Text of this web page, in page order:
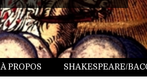
À PROPOS SHAKESPEARE/